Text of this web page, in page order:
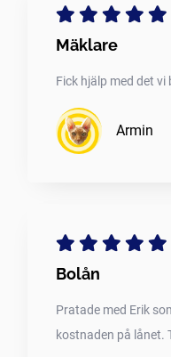
Mäklare
Fick hjälp med det vi
Armin
Bolån
Pratade med Erik
kostnaden på lånet.